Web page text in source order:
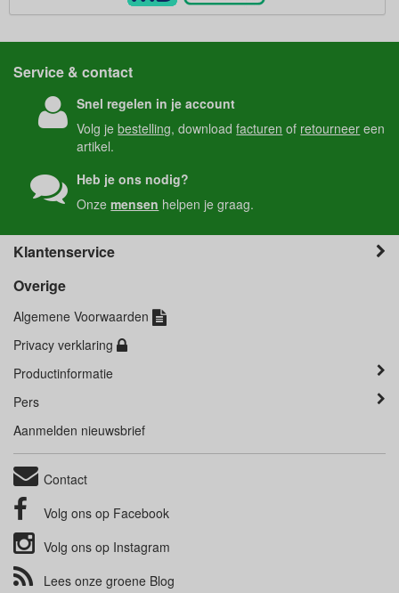
Service & contact
Snel regelen in je account
Volg jebestelling, downloadfacturen of retourneer een
artikel.
Heb je ons nodig?
Onzemensen helpen je graag.
Klantenservice
Overige
Algemene Voorwaarden
Privacy verklaring
Productinformatie
Pers
Aanmelden nieuwsbrief
Contact
Volg ons op Facebook
Volg ons op Instagram
Lees onze groene Blog